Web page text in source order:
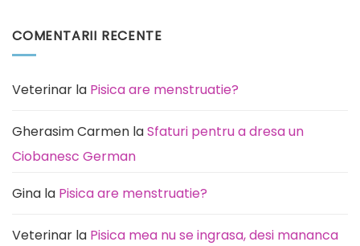
predispusă
Pisica
la
rutină
COMENTARII RECENTE
Veterinar la Pisica are menstruatie?
Gherasim Carmen laSfaturi pentru a dresa un
Ciobanesc German
Gina la Pisica are menstruatie?
Veterinar la Pisica mea nu se ingrasa, desi mananca